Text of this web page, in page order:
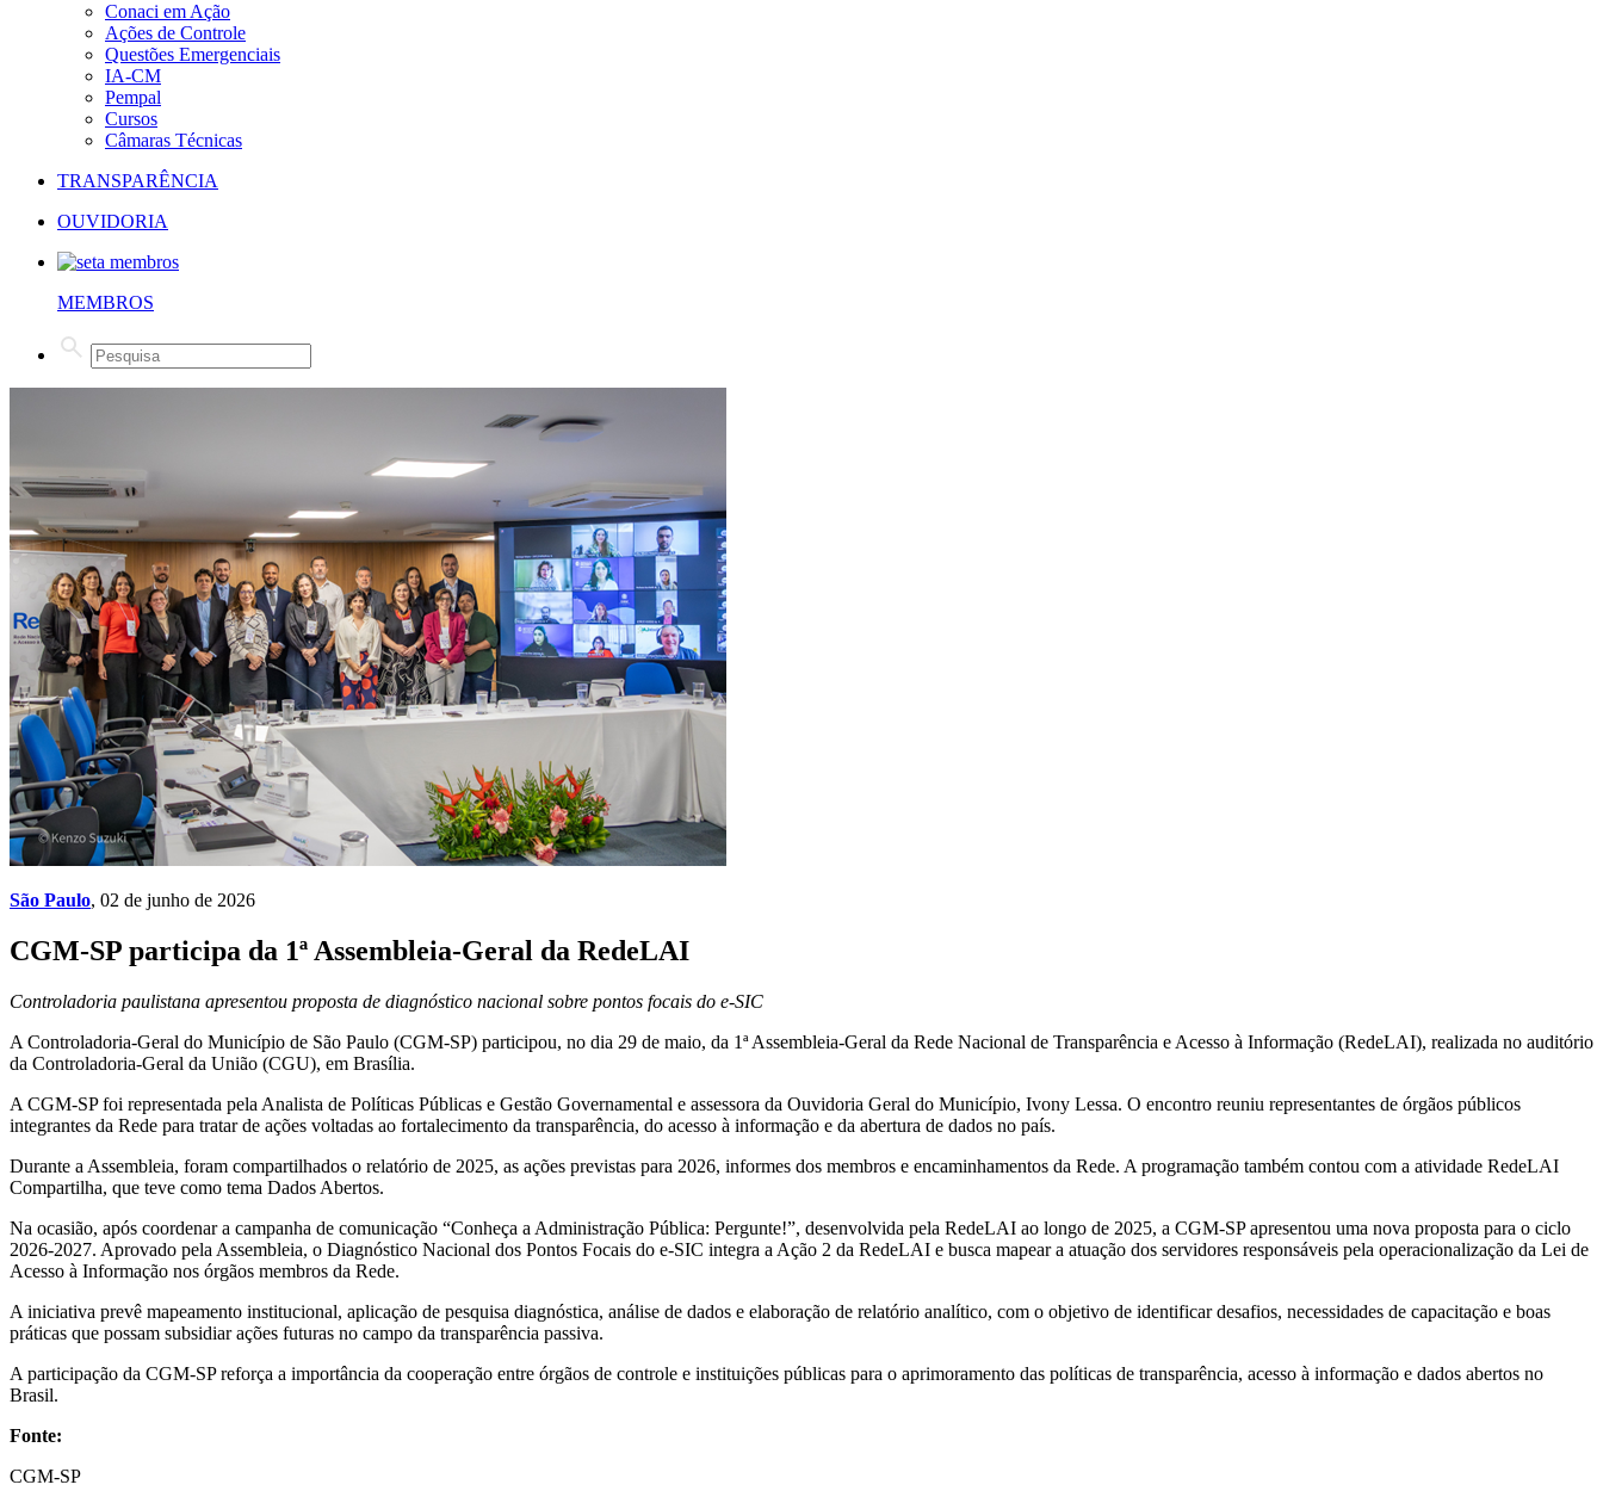
Conaci em Ação
Ações de Controle
Questões Emergenciais
IA-CM
Pempal
Cursos
Câmaras Técnicas
TRANSPARÊNCIA
OUVIDORIA
MEMBROS
São Paulo, 02 de junho de 2026
CGM-SP participa da 1ª Assembleia-Geral da RedeLAI
Controladoria paulistana apresentou proposta de diagnóstico nacional sobre pontos focais do e-SIC
A Controladoria-Geral do Município de São Paulo (CGM-SP) participou, no dia 29 de maio, da 1ª Assembleia-Geral da Rede Nacional de Transparência e Acesso à Informação (RedeLAI), realizada no auditório
da Controladoria-Geral da União (CGU), em Brasília.
A CGM-SP foi representada pela Analista de Políticas Públicas e Gestão Governamental e assessora da Ouvidoria Geral do Município, Ivony Lessa. O encontro reuniu representantes de órgãos públicos
integrantes da Rede para tratar de ações voltadas ao fortalecimento da transparência, do acesso à informação e da abertura de dados no país.
Durante a Assembleia, foram compartilhados o relatório de 2025, as ações previstas para 2026, informes dos membros e encaminhamentos da Rede. A programação também contou com a atividade RedeLAI
Compartilha, que teve como tema Dados Abertos.
Na ocasião, após coordenar a campanha de comunicação “Conheça a Administração Pública: Pergunte!”, desenvolvida pela RedeLAI ao longo de 2025, a CGM-SP apresentou uma nova proposta para o ciclo
2026-2027. Aprovado pela Assembleia, o Diagnóstico Nacional dos Pontos Focais do e-SIC integra a Ação 2 da RedeLAI e busca mapear a atuação dos servidores responsáveis pela operacionalização da Lei de
Acesso à Informação nos órgãos membros da Rede.
A iniciativa prevê mapeamento institucional, aplicação de pesquisa diagnóstica, análise de dados e elaboração de relatório analítico, com o objetivo de identificar desafios, necessidades de capacitação e boas
práticas que possam subsidiar ações futuras no campo da transparência passiva.
A participação da CGM-SP reforça a importância da cooperação entre órgãos de controle e instituições públicas para o aprimoramento das políticas de transparência, acesso à informação e dados abertos no
Brasil.
Fonte:
CGM-SP